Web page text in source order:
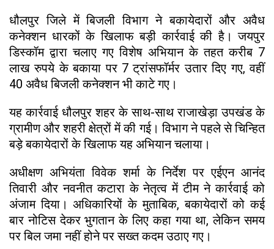
धौलपुर जिले में बिजली विभाग ने बकायेदारों और अवैध
कनेक्शन धारकों के खिलाफ बड़ी कार्रवाई की है। जयपुर
डिस्कॉम द्वारा चलाए गए विशेष अभियान के तहत करीब 7
लाख रुपये के बकाया पर 7 ट्रांसफॉर्मर उतार दिए गए, वहीं
40 अवैध बिजली कनेक्शन भी काटे गए।
यह कार्रवाई धौलपुर शहर के साथ-साथ राजाखेड़ा उपखंड के
ग्रामीण और शहरी क्षेत्रों में की गई। विभाग ने पहले से चिन्हित
बड़े बकायेदारों के खिलाफ यह अभियान चलाया।
अधीक्षण अभियंता विवेक शर्मा के निर्देश पर एईएन आनंद
तिवारी और नवनीत कटारा के नेतृत्व में टीम ने कार्रवाई को
अंजाम दिया। अधिकारियों के मुताबिक, बकायेदारों को कई
बार नोटिस देकर भुगतान के लिए कहा गया था, लेकिन समय
पर बिल जमा नहीं होने पर सख्त कदम उठाए गए।